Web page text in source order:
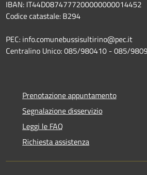
IBAN: IT44D0874777200000000014452
Codice catastale: B294
PEC: info.comunebussisultirino@pec.it
Centralino Unico: 085/980410 - 085/
Prenotazione appuntamento
Segnalazione disservizio
Leggi le FAQ
Richiesta assistenza